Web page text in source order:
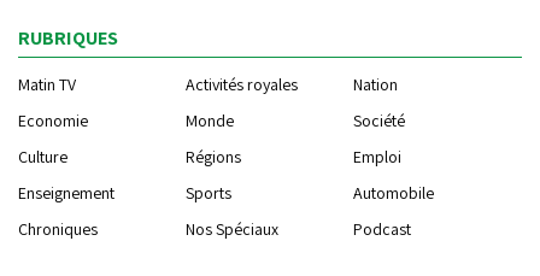
RUBRIQUES
Matin TV Activités royales
Nation
Economie
Monde
Société
Culture
Régions
Emploi
Enseignement
Sports
Automobile
Chroniques
Nos Spéciaux Podcast